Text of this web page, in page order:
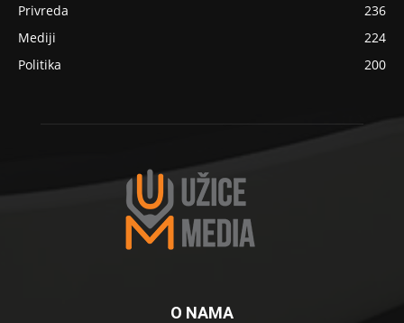
Privreda
236
Mediji
224
Politika
200
O NAMA